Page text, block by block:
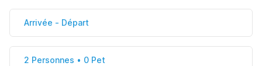
Arrivée - Départ
2 Personnes • 0 Pet